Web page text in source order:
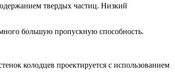
твердых частиц. Низкий
большую пропускную способность.
колодцев проектируется с использованием